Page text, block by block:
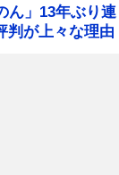
ん」13年ぶり
判が上々な理由